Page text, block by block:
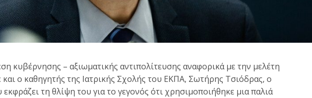
κυβέρνησης – αξιωματικής αντιπολίτευσης αναφορικά με την μελέτη
ο καθηγητής της Ιατρικής Σχολής του ΕΚΠΑ, Σωτήρης Τσιόδρας, ο
τη θλίψη του για το γεγονός ότι χρησιμοποιήθηκε μια παλιά